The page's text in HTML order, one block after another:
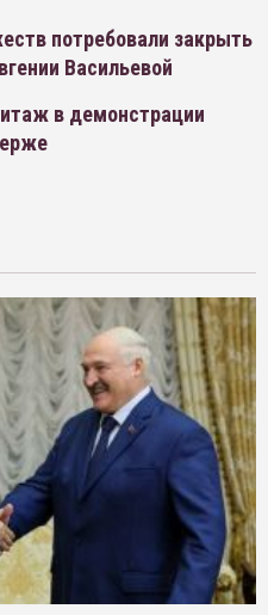
потребовали закрыть
Васильевой
в демонстрации